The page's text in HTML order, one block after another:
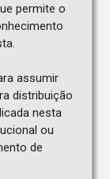
permite o
assumir
distribuição
nesta
ou
de